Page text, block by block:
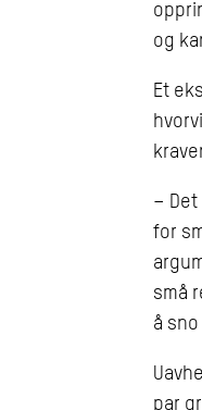
og
Et
–
for
små
å
par